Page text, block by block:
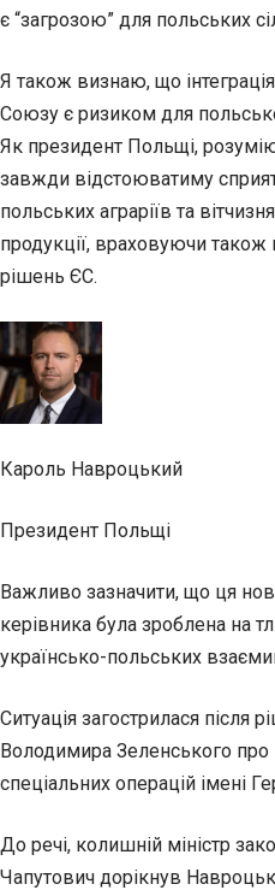
є “загрозою” для польських
Я також визнаю, що
Союзу є ризиком для
Як президент Польщі,
завжди відстоюватиму
польських аграріїв та
продукції, враховуючи також
рішень ЄС.
Кароль Навроцький
Президент Польщі
Важливо зазначити, що ця
керівника була зроблена на
українсько-польських
Ситуація загострилася після
Володимира Зеленського про
спеціальних операцій імені
До речі, колишній міністр
Чапутович дорікнув